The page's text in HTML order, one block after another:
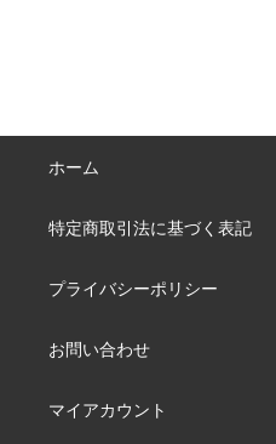
ホーム
特定商取引法に基づく表記
プライバシーポリシー
お問い合わせ
マイアカウント